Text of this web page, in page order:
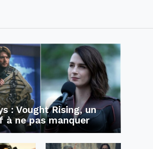
: Vought Rising, un
à ne pas manquer